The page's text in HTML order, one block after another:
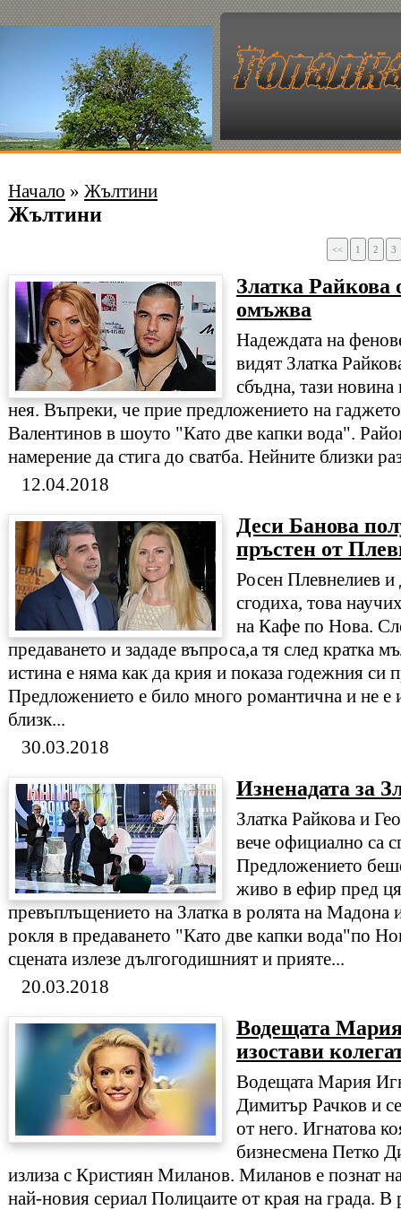
Начало » Жълтини
Жълтини
<< 1 2 3
Златка Райкова
омъжва
Надеждата на
видят Златка
сбъдна, тази новина
нея. Въпреки, че прие предложението на
Валентинов в шоуто "Като две капки вода".
намерение да стига до сватба. Нейните близки
12.04.2018
Деси Банова
пръстен от
Росен Плевнелиев и
сгодиха, това
на Кафе по Нова.
предаването и зададе въпроса,а тя след кратка
истина е няма как да крия и показа годежния си
Предложението е било много романтична и не е
близк...
30.03.2018
Изненадата за
Златка Райкова и
вече официално са
Предложението
живо в ефир пред
превъплъщението на Златка в ролята на Мадона
рокля в предаването "Като две капки вода"по
сцената излезе дългогодишният и прияте...
20.03.2018
Водещата
изостави
Водещата Мария
Димитър Рачков и
от него. Игнатова
бизнесмена Петко
излиза с Кристиян Миланов. Миланов е познат
най-новия сериал Полицаите от края на града. В